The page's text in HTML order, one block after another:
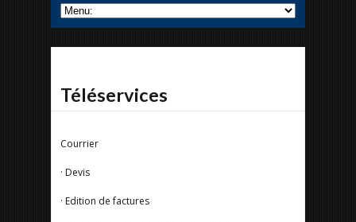
Téléservices
Courrier
· Devis
· Edition de factures